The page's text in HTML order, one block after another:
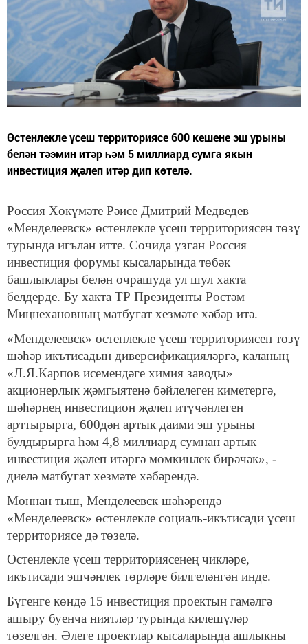
Өстенлекле үсеш территориясе 600 кешене эш урыны
белән тәэмин итәр һәм 5 миллиард сумга якын
инвестиция җәлеп итәр дип көтелә.
Россия Хөкүмәте Рәисе Дмитрий Медведев
«Менделеевск» өстенлекле үсеш территориясен төзү
турында игълан итте. Сочида узган Россия
инвестиция форумы кысаларында төбәк
башлыклары белән очрашуда ул шул хакта
белдерде. Бу хакта ТР Президенты Рөстәм
Миңнехановның матбугат хезмәте хәбәр итә.
«Менделеевск» өстенлекле үсеш территориясен төзү
шәһәр икътисадын диверсификацияләргә, каланың
«Л.Я.Карпов исемендәге химия заводы»
акционерлык җәмгыятенә бәйлелеген киметергә,
шәһәрнең инвестицион җәлеп итүчәнлеген
арттырырга, 600дән артык даими эш урыны
булдырырга һәм 4,8 миллиард сумнан артык
инвестиция җәлеп итәргә мөмкинлек бирәчәк», -
диелә матбугат хезмәте хәбәрендә.
Моннан тыш, Менделеевск шәһәрендә
«Менделеевск» өстенлекле социаль-икътисади үсеш
территориясе дә төзелә.
Өстенлекле үсеш территориясенең чикләре,
икътисади эшчәнлек төрләре билгеләнгән инде.
Бүгенге көндә 15 инвестиция проектын гамәлгә
ашыру буенча ниятләр турында килешүләр
төзелгән. Әлеге проектлар кысаларында ашлыкны